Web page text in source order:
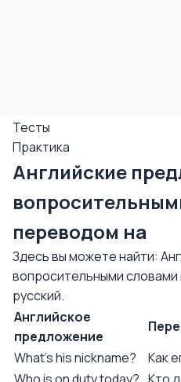
Тесты
Практика
Английские
переводом на
Здесь вы можете найти:
вопросительными
русский.
Английское
предложение
What's his nickname?
Как